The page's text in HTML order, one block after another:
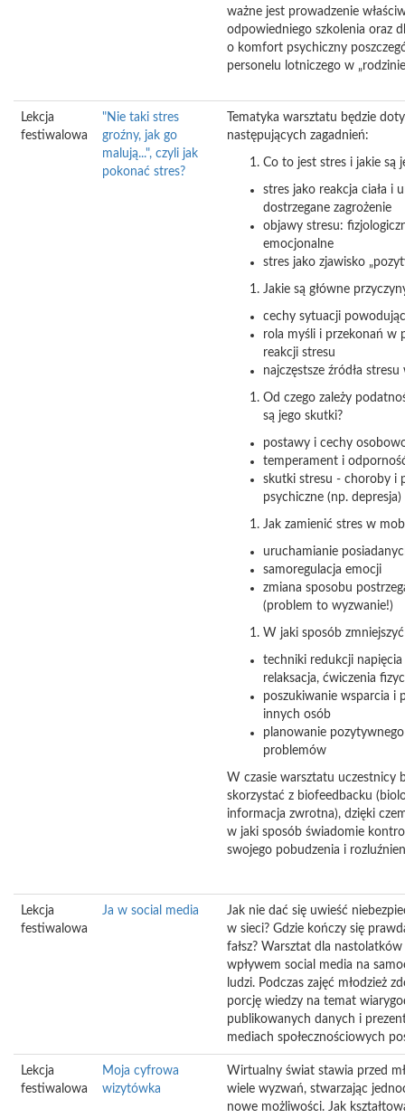
ważne jest prowadzenie
odpowiedniego szkolenia oraz
o komfort psychiczny
personelu lotniczego w
Lekcja
festiwalowa
"Nie taki stres
groźny, jak go
malują...", czyli jak
pokonać stres?
Tematyka warsztatu będzie
następujących zagadnień:
Co to jest stres i jakie są
stres jako reakcja ciała i
dostrzegane zagrożenie
objawy stresu:
emocjonalne
stres jako zjawisko
Jakie są główne
cechy sytuacji
rola myśli i przekonań w
reakcji stresu
najczęstsze źródła stresu
Od czego zależy
są jego skutki?
postawy i cechy
temperament i
skutki stresu - choroby i
psychiczne (np. depresja)
Jak zamienić stres w
uruchamianie
samoregulacja emocji
zmiana sposobu
(problem to wyzwanie!)
W jaki sposób
techniki redukcji
relaksacja, ćwiczenia
poszukiwanie wsparcia i
innych osób
planowanie
problemów
W czasie warsztatu uczestnicy
skorzystać z biofeedbacku
informacja zwrotna), dzięki
w jaki sposób świadomie
swojego pobudzenia i
Lekcja
festiwalowa
Ja w social media
Jak nie dać się uwieść
w sieci? Gdzie kończy się
fałsz? Warsztat dla nastolatków
wpływem social media na
ludzi. Podczas zajęć młodzież
porcję wiedzy na temat
publikowanych danych i
mediach społecznościowych
Lekcja
festiwalowa
Moja cyfrowa
wizytówka
Wirtualny świat stawia przed
wiele wyzwań, stwarzając
nowe możliwości. Jak